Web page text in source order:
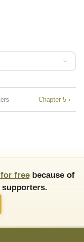
Chapter 5 ›
freebecause of